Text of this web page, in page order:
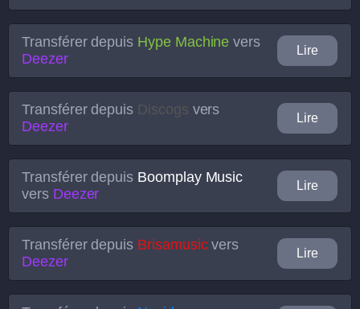
Transférer depuis Hype Machine vers
Deezer
Lire
Transférer depuis Discogs vers
Deezer
Lire
Transférer depuis Boomplay Music
vers Deezer
Lire
Transférer depuis Brisamusicvers
Deezer
Lire